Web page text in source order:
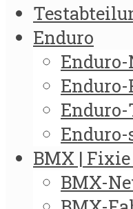
Enduro
Enduro-
Enduro-
BMX |
BMX-